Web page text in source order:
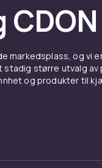
CDON
markedsplass, og vi
stadig større utvalg
og produkter til